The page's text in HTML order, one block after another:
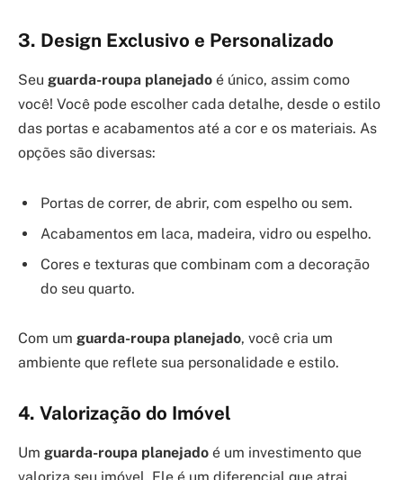
3. Design Exclusivo e Personalizado
Seu guarda-roupa planejado é único, assim como
você! Você pode escolher cada detalhe, desde o estilo
das portas e acabamentos até a cor e os materiais. As
opções são diversas:
Portas de correr, de abrir, com espelho ou sem.
Acabamentos em laca, madeira, vidro ou espelho.
Cores e texturas que combinam com a decoração
do seu quarto.
Com um guarda-roupa planejado, você cria um
ambiente que reflete sua personalidade e estilo.
4. Valorização do Imóvel
Um guarda-roupa planejado é um investimento que